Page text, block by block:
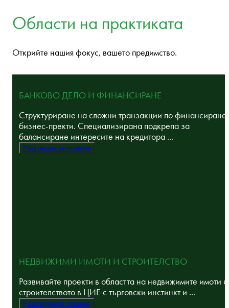
Области на практиката
Открийте нашия фокус, вашето предимство.
БАНКОВО ДЕЛО И ФИНАНСИРАНЕ
Структуриране на сложни транзакции по финансиране
бизнес-пректи. Специализирана подкрепа за
балансиране интересите на кредитора ...
Разгледайте повече
НЕДВИЖИМИ ИМОТИ И СТРОИТЕЛСТВО
Развивайте проекти в областта на недвижимите имоти и
строителството в ЦИЕ с търговски инстинкт и ...
Разгледайте повече